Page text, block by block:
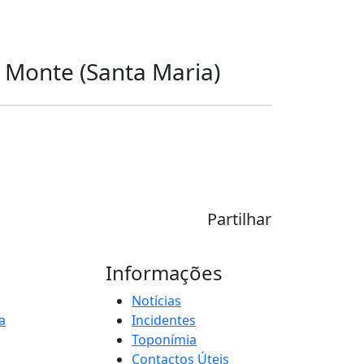
(Santa Maria)
Partilhar
Informações
Notícias
Incidentes
Toponímia
Contactos Úteis